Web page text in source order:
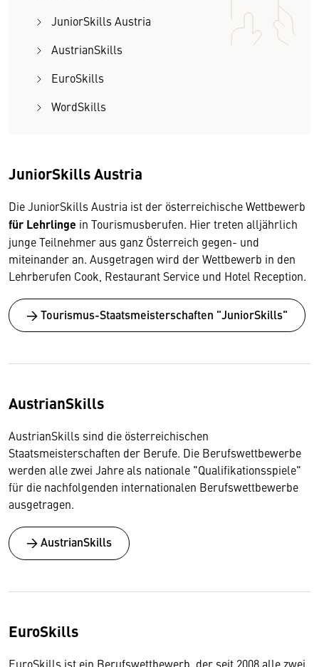
JuniorSkills Austria
AustrianSkills
EuroSkills
WordSkills
JuniorSkills Austria
Die JuniorSkills Austria ist der österreichische Wettbewerb
für Lehrlinge in Tourismusberufen. Hier treten alljährlich
junge Teilnehmer aus ganz Österreich gegen- und
miteinander an. Ausgetragen wird der Wettbewerb in den
Lehrberufen Cook, Restaurant Service und Hotel Reception.
→ Tourismus-Staatsmeisterschaften "JuniorSkills"
AustrianSkills
AustrianSkills sind die österreichischen
Staatsmeisterschaften der Berufe. Die Berufswettbewerbe
werden alle zwei Jahre als nationale "Qualifikationsspiele"
für die nachfolgenden internationalen Berufswettbewerbe
ausgetragen.
→ AustrianSkills
EuroSkills
EuroSkills ist ein Berufswettbewerb, der seit 2008 alle zwei